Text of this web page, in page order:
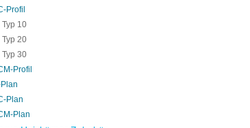
Profil
Typ 10
Typ 20
Typ 30
Profil
Plan
Plan